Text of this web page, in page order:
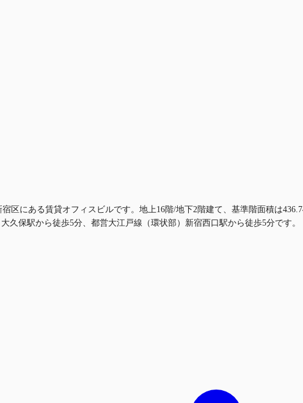
区にある賃貸オフィスビルです。地上16階/地下2階建て、基準階面積は
久保駅から徒歩5分、都営大江戸線（環状部）新宿西口駅から徒歩5分です。